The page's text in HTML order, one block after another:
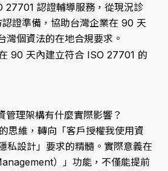
27701 認證輔導服務，從現況診
證準備，協助台灣企業在 90 天
個資法的在地合規要求。
90 天內建立符合 ISO 27701 的
理架構有什麼實際影響？
思維，轉向「客戶授權我使用資
私設計」要求的精髓。實際意義在
）」功能，不僅能提前